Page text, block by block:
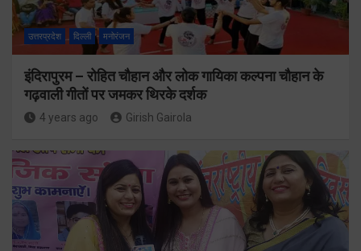
उत्तरप्रदेश दिल्ली मनोरंजन
इंदिरापुरम – रोहित चौहान और लोक गायिका कल्पना चौहान के
गढ़वाली गीतों पर जमकर थिरके दर्शक
4 years ago Girish Gairola